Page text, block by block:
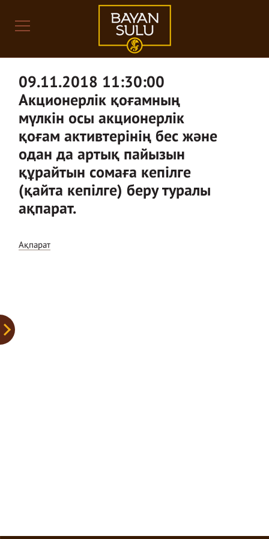
09.11.2018 11:30:00
Акционерлік қоғамның
мүлкін осы акционерлік
қоғам активтерінің бес және
одан да артық пайызын
құрайтын сомаға кепілге
(қайта кепілге) беру туралы
ақпарат.
Ақпарат